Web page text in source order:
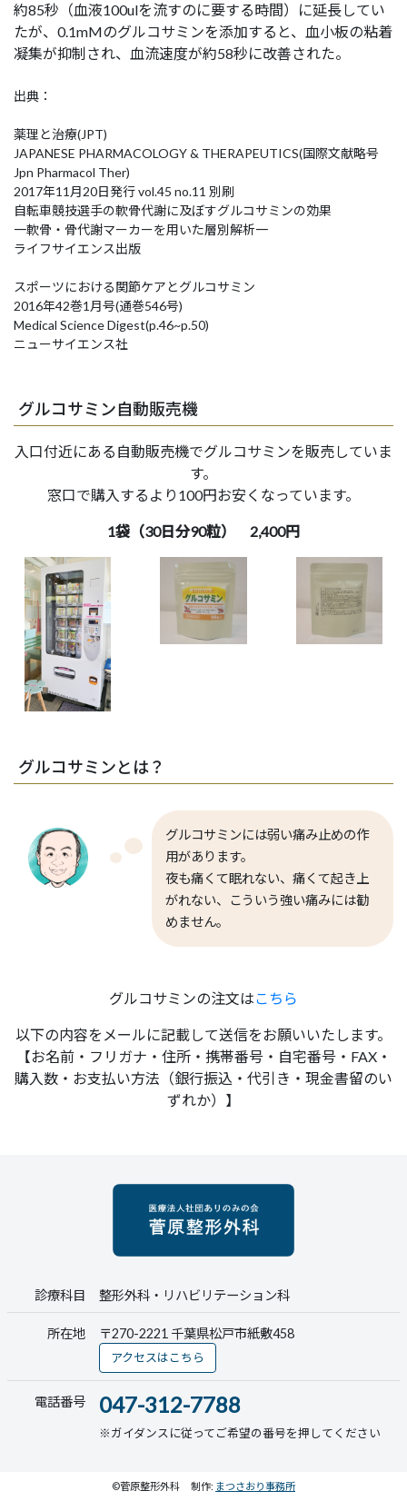
約85秒（血液100ulを流すのに要する時間）に延長してい
たが、0.1mMのグルコサミンを添加すると、血小板の粘着
凝集が抑制され、血流速度が約58秒に改善された。
出典：
薬理と治療(JPT)
JAPANESE PHARMACOLOGY & THERAPEUTICS(国際文献略号
Jpn Pharmacol Ther)
2017年11月20日発行 vol.45 no.11 別刷
自転車競技選手の軟骨代謝に及ぼすグルコサミンの効果
一軟骨・骨代謝マーカーを用いた層別解析一
ライフサイエンス出版
スポーツにおける関節ケアとグルコサミン
2016年42巻1月号(通巻546号)
Medical Science Digest(p.46~p.50)
ニューサイエンス社
グルコサミン自動販売機
入口付近にある自動販売機でグルコサミンを販売していま
す。
窓口で購入するより100円お安くなっています。
1袋（30日分90粒） 2,400円
グルコサミンとは？
グルコサミンには弱い痛み止めの作
用があります。
夜も痛くて眠れない、痛くて起き上
がれない、こういう強い痛みには勧
めません。
グルコサミンの注文はこちら
以下の内容をメールに記載して送信をお願いいたします。
【お名前・フリガナ・住所・携帯番号・自宅番号・FAX・
購入数・お支払い方法（銀行振込・代引き・現金書留のい
ずれか）】
診療科目 整形外科・リハビリテーション科
所在地 〒270-2221 千葉県松戸市紙敷458
アクセスはこちら
電話番号 047-312-7788
※ガイダンスに従ってご希望の番号を押してください
©菅原整形外科 制作: まつさおり事務所